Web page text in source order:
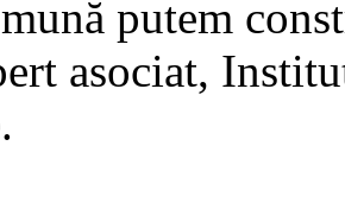
putem
asociat,